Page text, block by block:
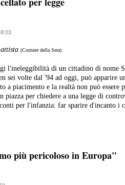
(Corriere della Sera)
l'ineleggibilità di un cittadino di nome
sei volte dal '94 ad oggi, può apparire
a piacimento e la realtà non può
piazza per chiedere a una legge di
per l'infanzia: far sparire d'incanto i
più pericoloso in Europa"